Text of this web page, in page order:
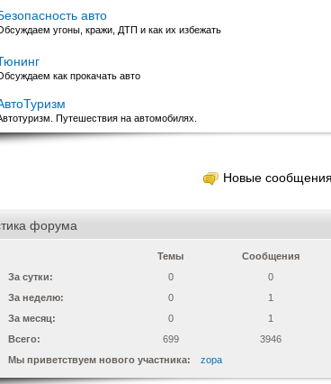
авто
угоны, кражи, ДТП и как их избежать
как прокачать авто
Путешествия на автомобилях.
Новые сообщения
форума
Темы Сообщения
За сутки:
0 0
За неделю:
0 1
За месяц:
0 1
Всего:
699 3946
Мы приветствуем нового участника:
zopa